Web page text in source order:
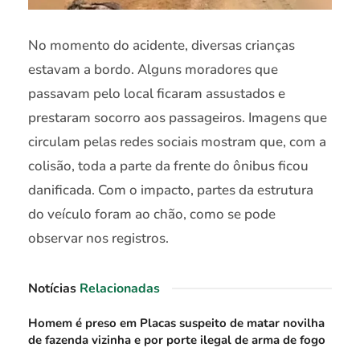
No momento do acidente, diversas crianças
estavam a bordo. Alguns moradores que
passavam pelo local ficaram assustados e
prestaram socorro aos passageiros. Imagens que
circulam pelas redes sociais mostram que, com a
colisão, toda a parte da frente do ônibus ficou
danificada. Com o impacto, partes da estrutura
do veículo foram ao chão, como se pode
observar nos registros.
Notícias Relacionadas
Homem é preso em Placas suspeito de matar novilha
de fazenda vizinha e por porte ilegal de arma de fogo